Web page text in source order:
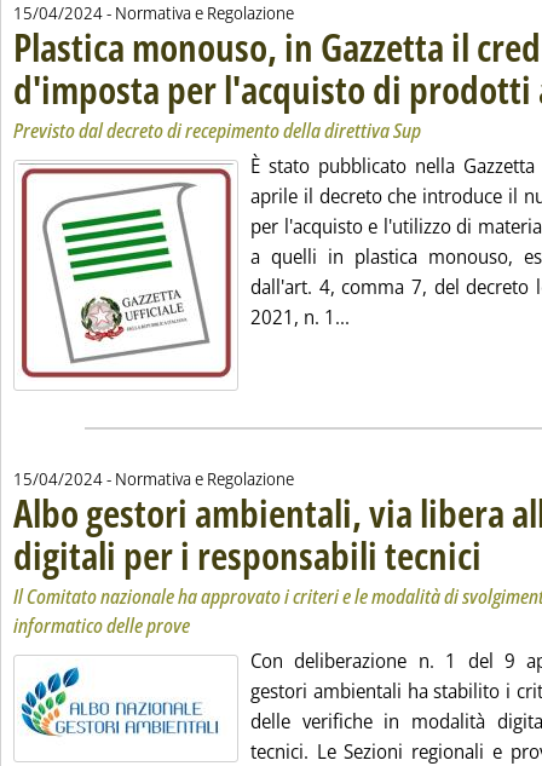
15/04/2024- Normativa e Regolazione
Plastica monouso, in Gazzetta il
d'imposta per l'acquisto di
Previsto dal decreto di recepimento della direttiva Sup
È stato pubblicato nella
aprile il decreto che introduce il
per l'acquisto e l'utilizzo di
a quelli in plastica monouso,
dall'art. 4, comma 7, del decreto
2021, n. 1...
15/04/2024- Normativa e Regolazione
Albo gestori ambientali, via libera
digitali per i responsabili tecnici
Il Comitato nazionale ha approvato i criteri e le modalità di
informatico delle prove
Con deliberazione n. 1 del 9
gestori ambientali ha stabilito i
delle verifiche in modalità
tecnici. Le Sezioni regionali e